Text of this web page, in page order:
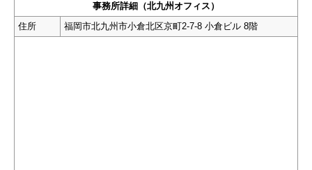
事務所詳細（北九州オフィス）
住所
福岡市北九州市小倉北区京町2-7-8 小倉ビル 8階